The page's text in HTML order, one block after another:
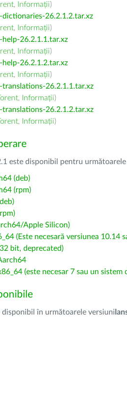
, Informații)
dictionaries-26.2.1.2.tar.xz
, Informații)
help-26.2.1.1.tar.xz
, Informații)
help-26.2.1.2.tar.xz
, Informații)
translations-26.2.1.1.tar.xz
, Informații)
translations-26.2.1.2.tar.xz
, Informații)
este disponibil pentru
(deb)
(rpm)
Apple Silicon)
(Este necesară versiunea 10.14
bit, deprecated)
(este necesar 7 sau un sistem
disponibil în următoarele versiuni